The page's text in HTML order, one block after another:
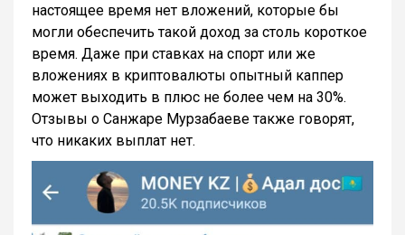
настоящее время нет вложений, которые бы
могли обеспечить такой доход за столь короткое
время. Даже при ставках на спорт или же
вложениях в криптовалюты опытный каппер
может выходить в плюс не более чем на 30%.
Отзывы о Санжаре Мурзабаеве также говорят,
что никаких выплат нет.